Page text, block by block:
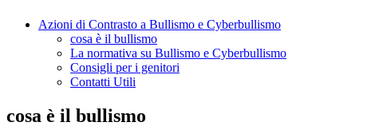
Azioni di Contrasto a Bullismo e Cyberbullismo
cosa è il bullismo
La normativa su Bullismo e Cyberbullismo
Consigli per i genitori
Contatti Utili
cosa è il bullismo